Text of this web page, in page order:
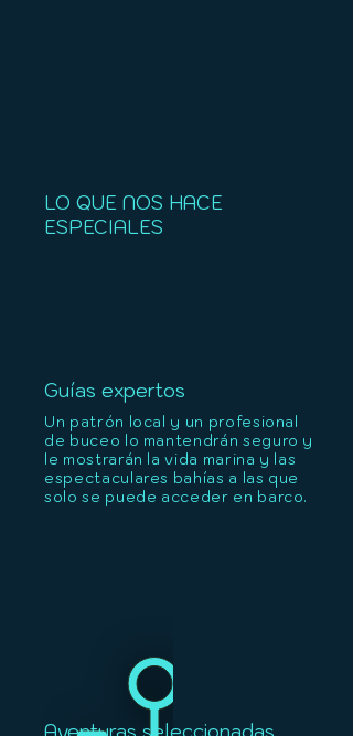
LO QUE NOS HACE
ESPECIALES
Guías expertos
Un patrón local y un profesional
de buceo lo mantendrán seguro y
le mostrarán la vida marina y las
espectaculares bahías a las que
solo se puede acceder en barco.